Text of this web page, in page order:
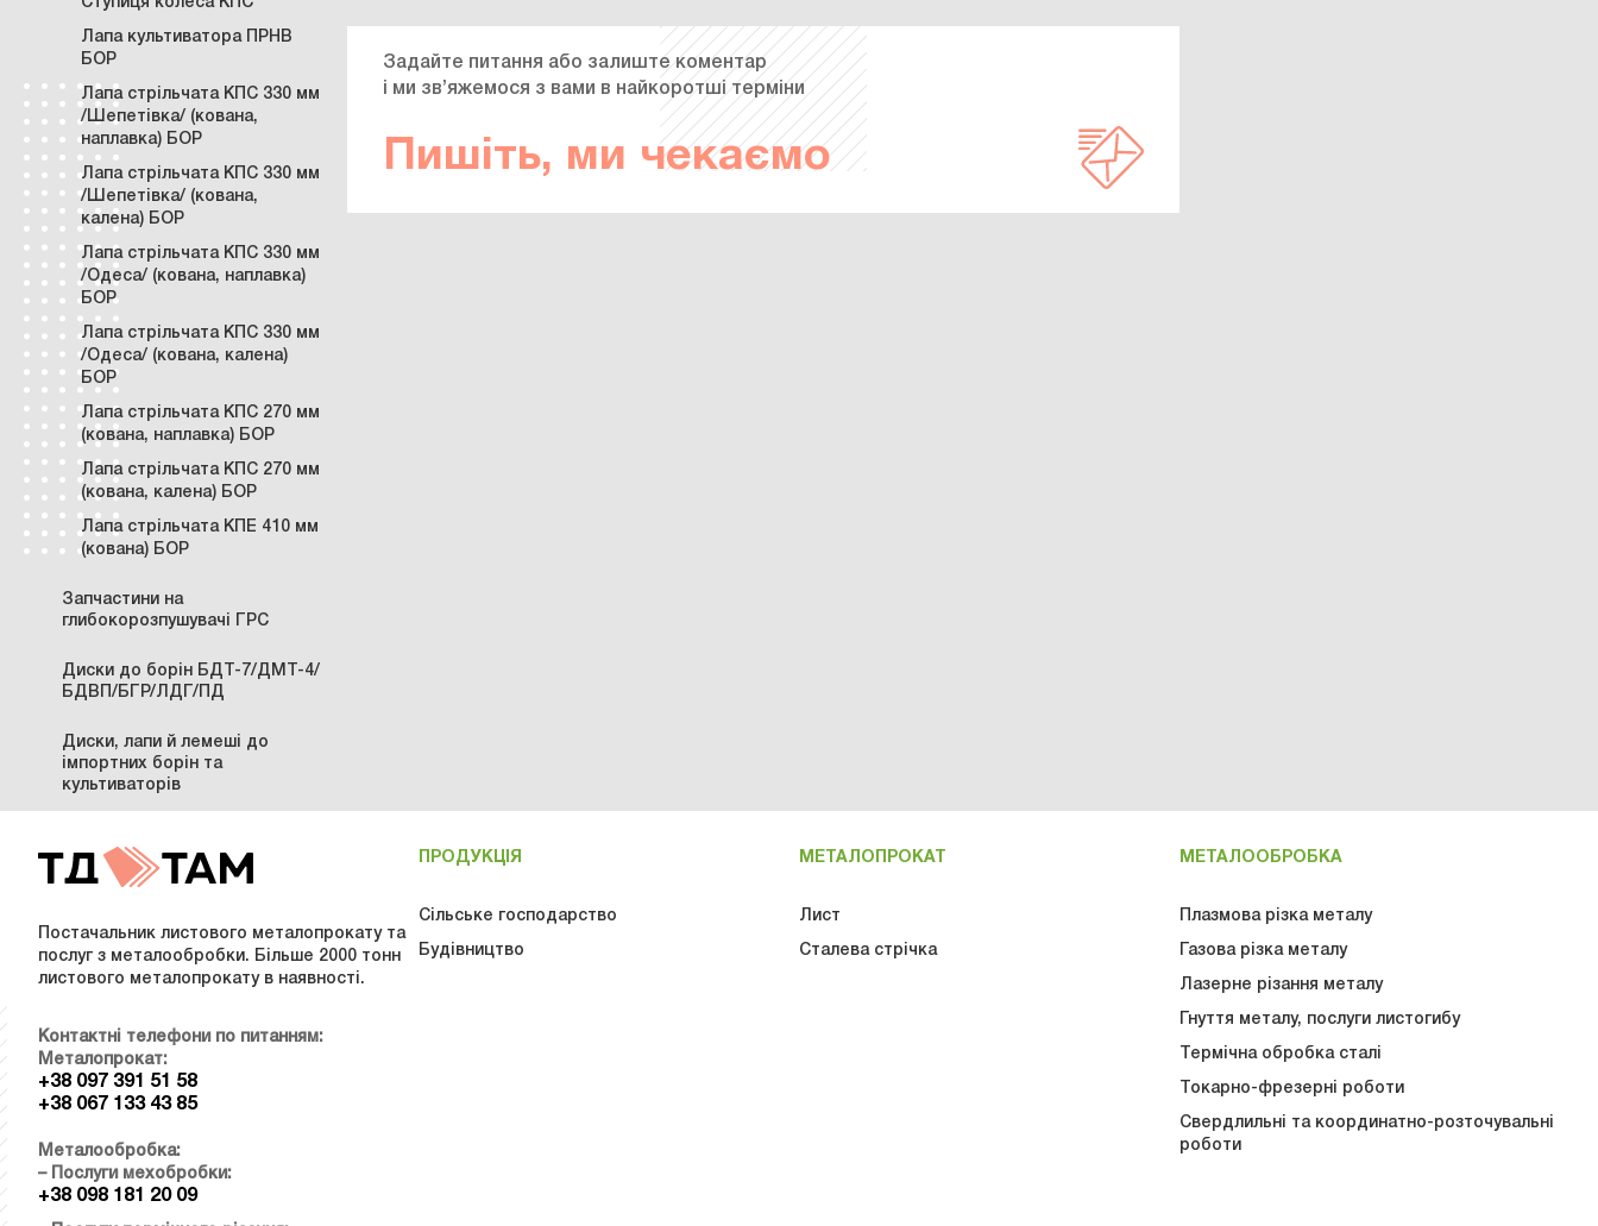
Лапа культиватора ПРНВ
БОР
Лапа стрільчата КПС 330 мм
/Шепетівка/ (кована,
наплавка) БОР
Лапа стрільчата КПС 330 мм
/Шепетівка/ (кована,
калена) БОР
Лапа стрільчата КПС 330 мм
/Одеса/ (кована, наплавка)
БОР
Лапа стрільчата КПС 330 мм
/Одеса/ (кована, калена)
БОР
Лапа стрільчата КПС 270 мм
(кована, наплавка) БОР
Лапа стрільчата КПС 270 мм
(кована, калена) БОР
Лапа стрільчата КПЕ 410 мм
(кована) БОР
Запчастини на
глибокорозпушувачі ГРС
Диски до борін БДТ-7/ДМТ-4/
БДВП/БГР/ЛДГ/ПД
Диски, лапи й лемеші до
імпортних борін та
культиваторів
Задайте питання або залиште коментар
і ми зв’яжемося з вами в найкоротші терміни
Пишіть, ми чекаємо
Постачальник листового металопрокату та
послуг з металообробки. Більше 2000 тонн
листового металопрокату в наявності.
Контактні телефони по питанням:
Металопрокат:
+38 097 391 51 58
+38 067 133 43 85
Металообробка:
– Послуги мехобробки:
+38 098 181 20 09
ПРОДУКЦІЯ
Сільське господарство
Будівництво
МЕТАЛОПРОКАТ
Лист
Сталева стрічка
МЕТАЛООБРОБКА
Плазмова різка металу
Газова рiзка металу
Лазерне різання металу
Гнуття металу, послуги листогибу
Термічна обробка сталі
Токарно-фрезерні роботи
Свердлильні та координатно-розточувальні
роботи